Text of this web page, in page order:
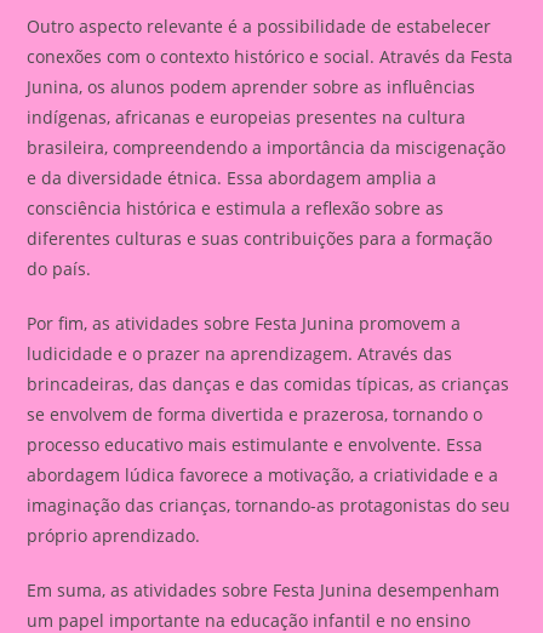
Outro aspecto relevante é a possibilidade de estabelecer
conexões com o contexto histórico e social. Através da Festa
Junina, os alunos podem aprender sobre as influências
indígenas, africanas e europeias presentes na cultura
brasileira, compreendendo a importância da miscigenação
e da diversidade étnica. Essa abordagem amplia a
consciência histórica e estimula a reflexão sobre as
diferentes culturas e suas contribuições para a formação
do país.
Por fim, as atividades sobre Festa Junina promovem a
ludicidade e o prazer na aprendizagem. Através das
brincadeiras, das danças e das comidas típicas, as crianças
se envolvem de forma divertida e prazerosa, tornando o
processo educativo mais estimulante e envolvente. Essa
abordagem lúdica favorece a motivação, a criatividade e a
imaginação das crianças, tornando-as protagonistas do seu
próprio aprendizado.
Em suma, as atividades sobre Festa Junina desempenham
um papel importante na educação infantil e no ensino